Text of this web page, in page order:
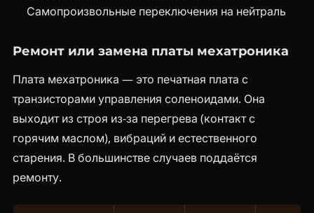
Самопроизвольные переключения на нейтраль
Ремонт или замена платы мехатроника
Плата мехатроника — это печатная плата с
транзисторами управления соленоидами. Она
выходит из строя из-за перегрева (контакт с
горячим маслом), вибраций и естественного
старения. В большинстве случаев поддаётся
ремонту.